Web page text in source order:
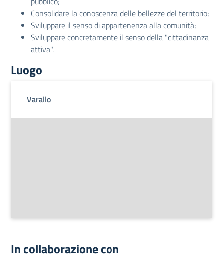
Consolidare la conoscenza delle bellezze del territorio;
Sviluppare il senso di appartenenza alla comunità;
Sviluppare concretamente il senso della "cittadinanza
attiva".
Luogo
Varallo
In collaborazione con